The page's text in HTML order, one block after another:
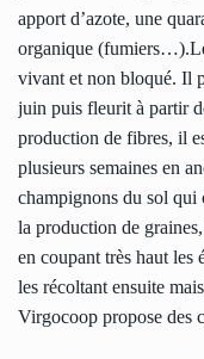
apport d’azote, une
organique
vivant et non bloqué. Il
juin puis fleurit à partir
production de fibres, il
plusieurs semaines en
champignons du sol qui
la production de
en coupant très haut les
les récoltant ensuite
Virgocoop propose des